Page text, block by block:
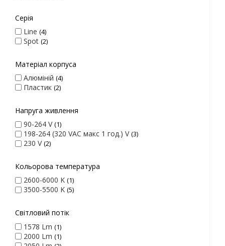
Серія
Line 4
Spot 2
Матеріал корпуса
Алюміній 4
Пластик 2
Напруга живлення
90-264 V 1
198-264 (320 VAC макс 1 год.) V 3
230 V 2
Кольорова температура
2600-6000 K 1
3500-5500 K 5
Світловий потік
1578 Lm 1
2000 Lm 1